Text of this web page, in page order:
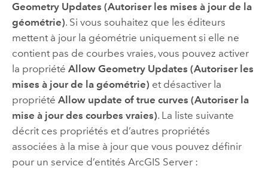
Geometry Updates (Autoriser les mises à jour de la
géométrie). Si vous souhaitez que les éditeurs
mettent à jour la géométrie uniquement si elle ne
contient pas de courbes vraies, vous pouvez activer
la propriété Allow Geometry Updates (Autoriser les
mises à jour de la géométrie) et désactiver la
propriété Allow update of true curves (Autoriser la
mise à jour des courbes vraies). La liste suivante
décrit ces propriétés et d’autres propriétés
associées à la mise à jour que vous pouvez définir
pour un service d’entités ArcGIS Server: